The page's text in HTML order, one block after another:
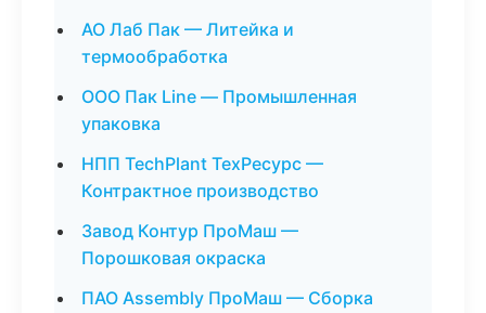
АО Лаб Пак — Литейка и
термообработка
ООО Пак Line — Промышленная
упаковка
НПП TechPlant ТехРесурс —
Контрактное производство
Завод Контур ПроМаш —
Порошковая окраска
ПАО Assembly ПроМаш — Сборка